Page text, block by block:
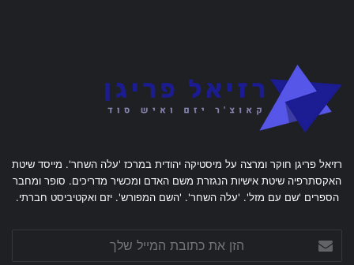
רזיאל פריגן חוקר ומרצה על מיסטיקה יהודית במרכז 'עלה השחר'. מייסד שיטת
האקסתרפיה שיטת אישיות הנגזרת משם האדם ומכשיר מדריכים. סופר ומחבר
הספרים 'שם עם מזל'. 'עלה השחר'. 'השם המפורש'. יזם ואקטיביסט חברתי.
את